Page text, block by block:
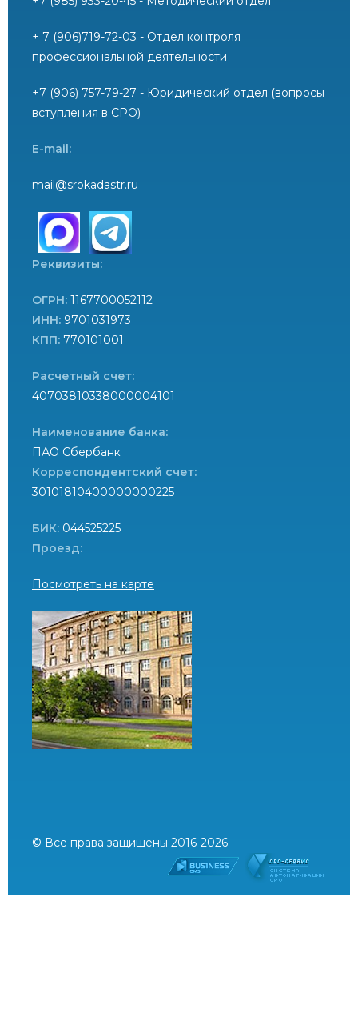
+ 7 (906)719-72-03 - Отдел контроля
профессиональной деятельности
+7 (906) 757-79-27 - Юридический отдел (вопросы
вступления в СРО)
E-mail:
mail@srokadastr.ru
Реквизиты:
ОГРН: 1167700052112
ИНН: 9701031973
КПП: 770101001
Расчетный счет:
40703810338000004101
Наименование банка:
ПАО Сбербанк
Корреспондентский счет:
30101810400000000225
БИК: 044525225
Проезд:
Посмотреть на карте
© Все права защищены 2016-2026